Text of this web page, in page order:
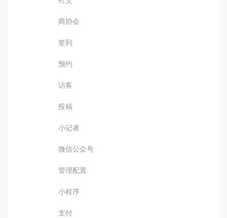
商协会
签到
预约
访客
投稿
小记者
微信公众号
管理配置
小程序
支付